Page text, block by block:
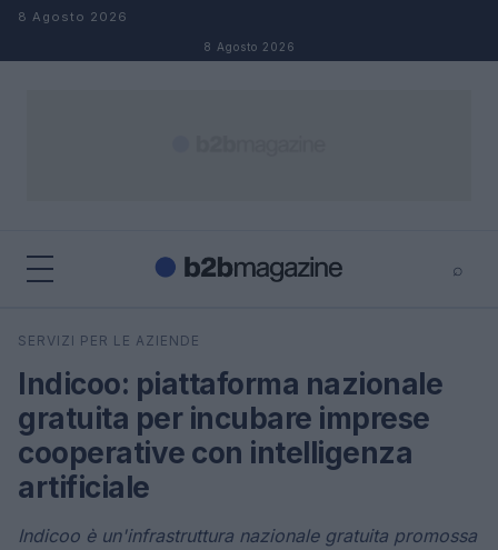
Salta al contenuto
8 Agosto 2026
8 Agosto 2026
⌕
Cerca
SERVIZI PER LE AZIENDE
Indicoo: piattaforma nazionale
gratuita per incubare imprese
cooperative con intelligenza
artificiale
Indicoo è un'infrastruttura nazionale gratuita promossa